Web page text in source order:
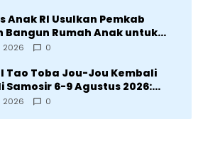
Anak RI Usulkan Pemkab
Bangun Rumah Anak untuk
2026 0
Tao Toba Jou-Jou Kembali
Samosir 6-9 Agustus 2026:
Saksikan Kemeriahan dan Raih
2026 0